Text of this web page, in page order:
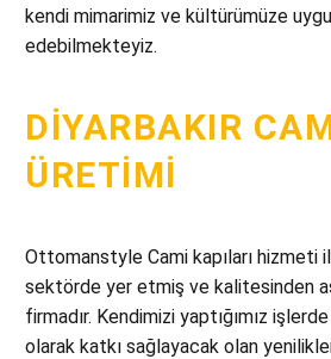
kendi mimarimiz ve kültürümüze
edebilmekteyiz.
DIYARBAKIR
ÜRETIMI
Ottomanstyle Cami kapıları hizmeti
sektörde yer etmiş ve kalitesinden
firmadır. Kendimizi yaptığımız
olarak katkı sağlayacak olan